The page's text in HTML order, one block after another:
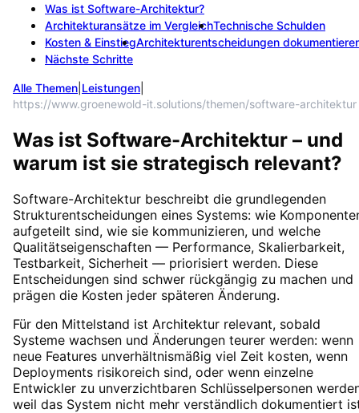
Was ist Software-Architektur?
Architekturansätze im VergleichTechnische Schulden
Kosten & EinstiegArchitekturentscheidungen
Nächste Schritte
Alle Themen Leistungen
https://www.groenewold-it.solutions/themen/software-architektur
Was ist Software-Architektur – und
warum ist sie strategisch relevant?
Software-Architektur beschreibt die grundlegenden
Strukturentscheidungen eines Systems: wie
aufgeteilt sind, wie sie kommunizieren, und welche
Qualitätseigenschaften — Performance, Skalierbarkeit,
Testbarkeit, Sicherheit — priorisiert werden. Diese
Entscheidungen sind schwer rückgängig zu machen und
prägen die Kosten jeder späteren Änderung.
Für den Mittelstand ist Architektur relevant, sobald
Systeme wachsen und Änderungen teurer werden: wenn
neue Features unverhältnismäßig viel Zeit kosten, wenn
Deployments risikoreich sind, oder wenn einzelne
Entwickler zu unverzichtbaren Schlüsselpersonen
weil das System nicht mehr verständlich dokumentiert